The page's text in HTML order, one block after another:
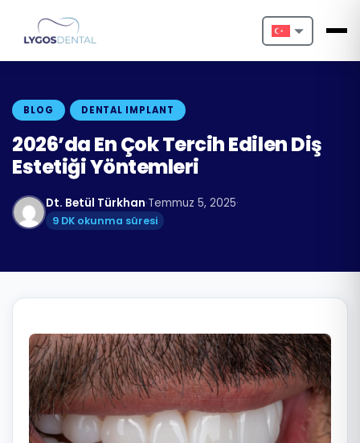
Nederlands
Français
Български
Română
Русский
BLOG DENTAL IMPLANT
2026’da En Çok Tercih Edilen Diş
Estetiği Yöntemleri
Dt. Betül Türkhan·Temmuz 5, 2025·
9 DK okunma süresi